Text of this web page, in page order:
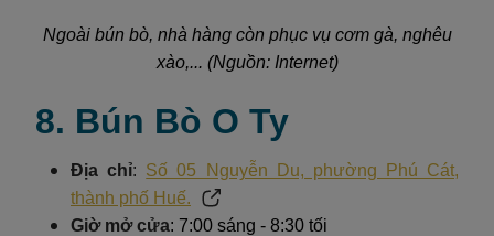
Ngoài bún bò, nhà hàng còn phục vụ cơm gà, nghêu
xào,... (Nguồn: Internet)
8. Bún Bò O Ty
Địa chỉ: Số 05 Nguyễn Du, phường Phú Cát,
thành phố Huế.
Giờ mở cửa: 7:00 sáng - 8:30 tối